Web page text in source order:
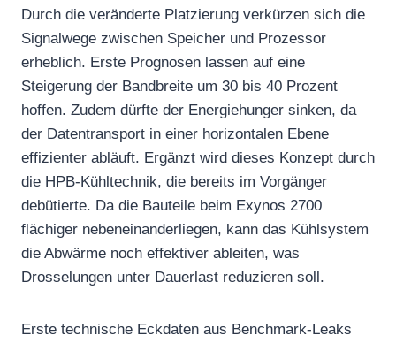
Durch die veränderte Platzierung verkürzen sich die
Signalwege zwischen Speicher und Prozessor
erheblich. Erste Prognosen lassen auf eine
Steigerung der Bandbreite um 30 bis 40 Prozent
hoffen. Zudem dürfte der Energiehunger sinken, da
der Datentransport in einer horizontalen Ebene
effizienter abläuft. Ergänzt wird dieses Konzept durch
die HPB-Kühltechnik, die bereits im Vorgänger
debütierte. Da die Bauteile beim Exynos 2700
flächiger nebeneinanderliegen, kann das Kühlsystem
die Abwärme noch effektiver ableiten, was
Drosselungen unter Dauerlast reduzieren soll.
Erste technische Eckdaten aus Benchmark-Leaks